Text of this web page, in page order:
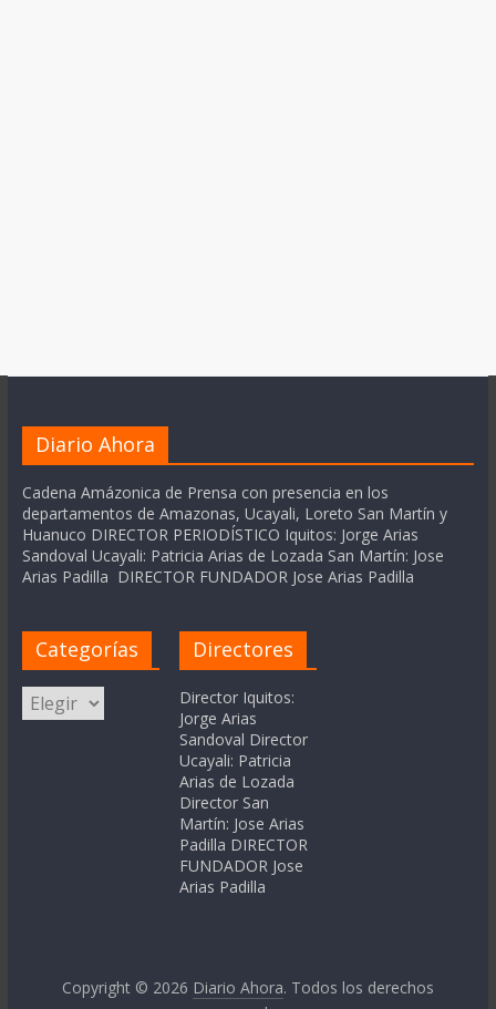
Diario Ahora
Cadena Amázonica de Prensa con presencia en los
departamentos de Amazonas, Ucayali, Loreto San Martín y
Huanuco DIRECTOR PERIODÍSTICO Iquitos: Jorge Arias
Sandoval Ucayali: Patricia Arias de Lozada San Martín: Jose
Arias Padilla DIRECTOR FUNDADOR Jose Arias Padilla
Categorías
Categorías
Directores
Director Iquitos:
Jorge Arias
Sandoval Director
Ucayali: Patricia
Arias de Lozada
Director San
Martín: Jose Arias
Padilla DIRECTOR
FUNDADOR Jose
Arias Padilla
Copyright © 2026 Diario Ahora. Todos los derechos